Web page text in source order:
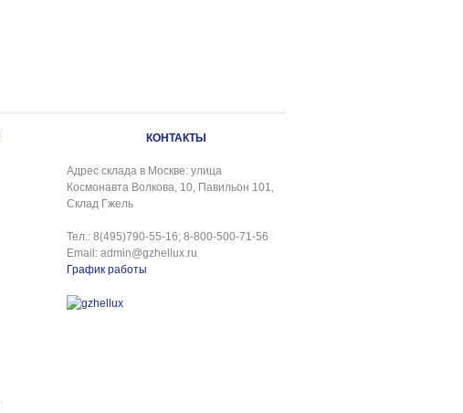
КОНТАКТЫ
Адрес склада в Москве: улица
Космонавта Волкова, 10, Павильон 101,
Склад Гжель
Тел.: 8(495)790-55-16; 8-800-500-71-56
Email: admin@gzhellux.ru
График работы